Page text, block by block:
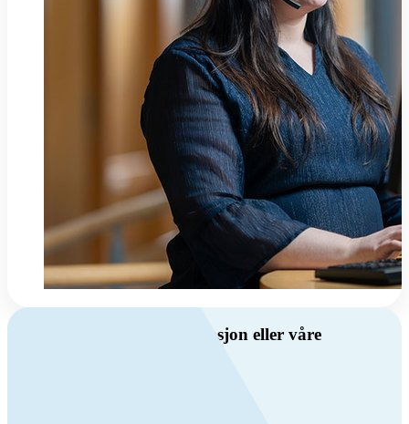
Har du spørsmål om ventilasjon eller våre